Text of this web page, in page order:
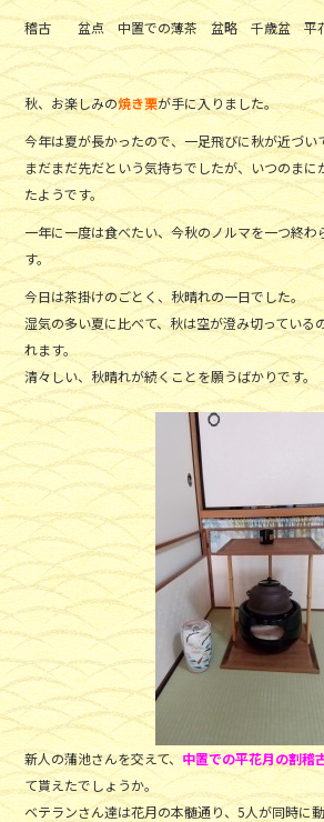
稽古 盆点 中置での薄茶 盆略 千歳盆 平
秋、お楽しみの焼き栗が手に入りました。
今年は夏が長かったので、一足飛びに秋が近づい
まだまだ先だという気持ちでしたが、いつのまに
たようです。
一年に一度は食べたい、今秋のノルマを一つ終わ
す。
今日は茶掛けのごとく、秋晴れの一日でした。
湿気の多い夏に比べて、秋は空が澄み切っている
れます。
清々しい、秋晴れが続くことを願うばかりです。
新人の蒲池さんを交えて、中置での平花月の割稽
て貰えたでしょうか。
ベテランさん達は花月の本髄通り、5人が同時に